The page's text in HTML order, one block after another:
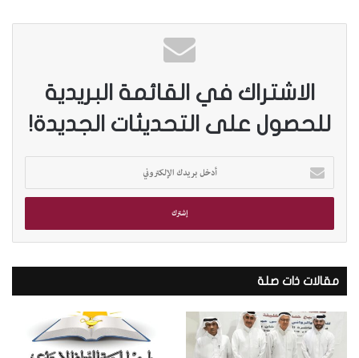
الاشتراك في القائمة البريدية
للحصول على التحديثات الجديدة!
خ
ب
ي
د
ك
ا
ل
إ
مقالات ذات صلة